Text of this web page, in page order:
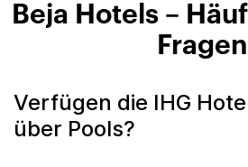
Beja Hotels –
Fragen
Verfügen die IHG
über Pools?